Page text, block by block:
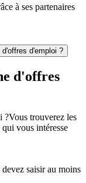
à ses partenaires
d'emploi ?
d'offres
?Vous trouverez les
vous intéresse
saisir au moins